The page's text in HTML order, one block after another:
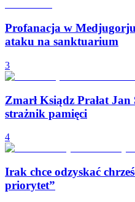
Profanacja w
ataku na sanktuarium
3
Zmarł Ksiądz Prałat
strażnik pamięci
4
Irak chce odzyskać
priorytet”